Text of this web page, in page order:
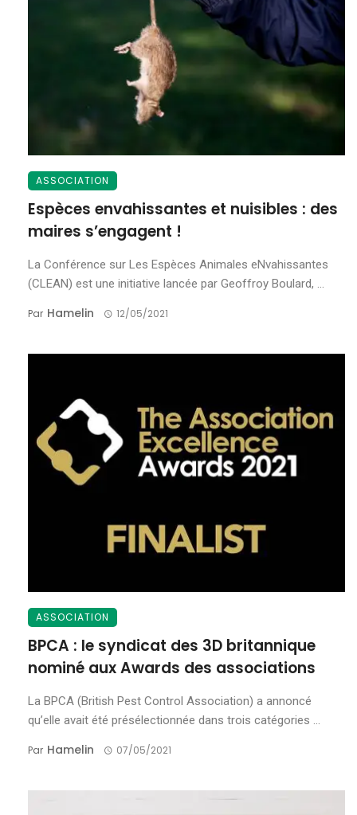
ASSOCIATION
Espèces envahissantes et nuisibles : des
maires s’engagent !
La Conférence sur Les Espèces Animales eNvahissantes
(CLEAN) est une initiative lancée par Geoffroy Boulard, ...
Par Hamelin 12/05/2021
ASSOCIATION
BPCA : le syndicat des 3D britannique
nominé aux Awards des associations
La BPCA (British Pest Control Association) a annoncé
qu’elle avait été présélectionnée dans trois catégories ...
Par Hamelin 07/05/2021